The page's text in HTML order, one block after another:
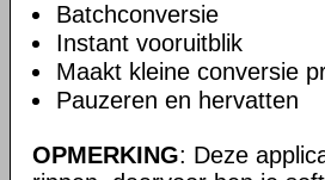
Batchconversie
Instant vooruitblik
Maakt kleine conversie
Pauzeren en hervatten
OPMERKING: Deze